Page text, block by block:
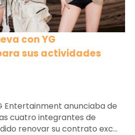
con YG
sus actividades
Entertainment anunciaba de
cuatro integrantes de
renovar su contrato exc...